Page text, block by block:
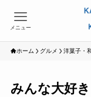
メニュー
ホーム グルメ 洋菓子・
みんな大好